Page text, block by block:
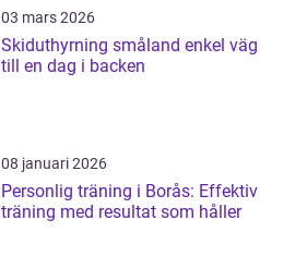
03 mars 2026
Skiduthyrning småland enkel väg
till en dag i backen
08 januari 2026
Personlig träning i Borås: Effektiv
träning med resultat som håller